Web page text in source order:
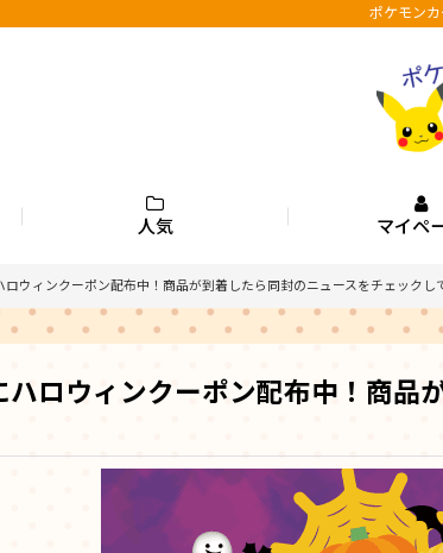
ポケモン
人気 マイペ
ロウィンクーポン配布中！商品が到着したら同封のニュースをチェックし
ロウィンクーポン配布中！商品